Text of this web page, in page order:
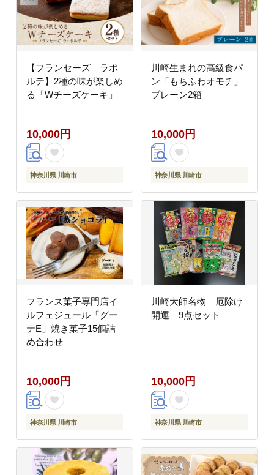
【フランセーズ ラポ
ルテ】2種の味が楽しめ
る「Wチーズケーキ」
10,000円
神奈川県 川崎市
川崎生まれの高級食パ
ン「もちふわオモチ」
プレーン2箱
10,000円
神奈川県 川崎市
フランス菓子専門店イ
ルフェジュール「グー
テE」焼き菓子15個詰
め合わせ
10,000円
神奈川県 川崎市
川崎大師名物 厄除け
開運 9点セット
10,000円
神奈川県 川崎市